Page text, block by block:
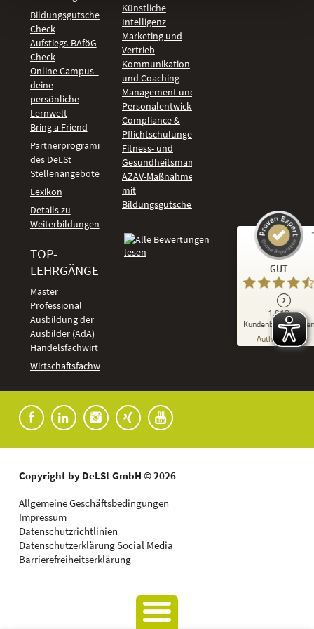
Bildungsgutschein
Check
Aufstiegs-BAföG
Check
Online Campus -
deine
persönliche
Lernwelt
Bring a Friend
Partnerprogramm
des DeLSt
Stellenangebote
Lexikon
Details zu
Weiterbildungen
TOP-
LEHRGÄNGE
Master
Professional
Ausbildung der
Ausbilder (AdA)
Handelsfachwirt
Wirtschaftsfachwirt
Künstliche
Intelligenz
Marketing und
Vertrieb
Kommunikation
und Coaching
Management und
Personalentwicklung
Compliance &
Pflichtschulungen
Fitness- und
Gesundheitsmanagement
AZAV-Maßnahmen
mit
Bildungsgutschein
GUT
1.918
Kundenbewertungen
Authentizität
Kundenbewertungen und Erfahrungen zu
DeLSt - Deutsches eLearning Studieninstitut
92
%
Empfehlungen auf
ProvenExpert.com
anderen Quellen
Copyright by DeLSt GmbH © 2026
Allgemeine Geschäftsbedingungen
Impressum
Datenschutzrichtlinien
Datenschutzerklärung Social Media
Barrierefreiheitserklärung